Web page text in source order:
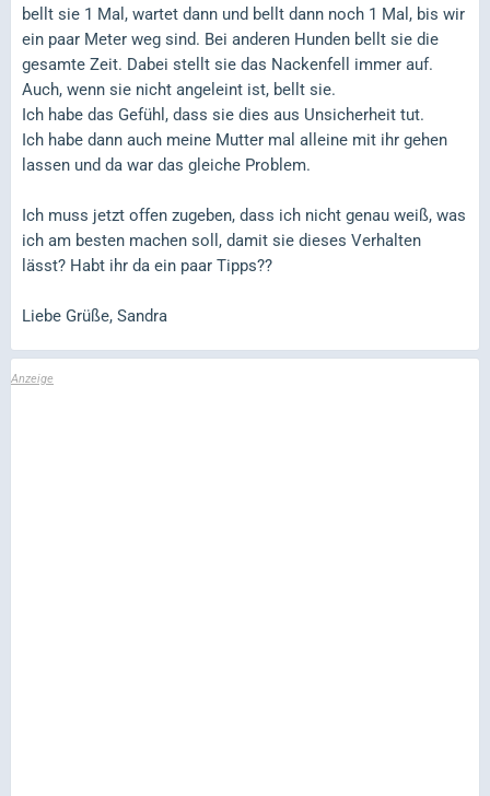
bellt sie 1 Mal, wartet dann und bellt dann noch 1 Mal, bis wir
ein paar Meter weg sind. Bei anderen Hunden bellt sie die
gesamte Zeit. Dabei stellt sie das Nackenfell immer auf.
Auch, wenn sie nicht angeleint ist, bellt sie.
Ich habe das Gefühl, dass sie dies aus Unsicherheit tut.
Ich habe dann auch meine Mutter mal alleine mit ihr gehen
lassen und da war das gleiche Problem.
Ich muss jetzt offen zugeben, dass ich nicht genau weiß, was
ich am besten machen soll, damit sie dieses Verhalten
lässt? Habt ihr da ein paar Tipps??
Liebe Grüße, Sandra